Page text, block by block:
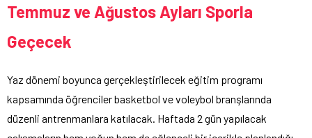
Temmuz ve Ağustos Ayları Sporla
Geçecek
Yaz dönemi boyunca gerçekleştirilecek eğitim programı
kapsamında öğrenciler basketbol ve voleybol branşlarında
düzenli antrenmanlara katılacak. Haftada 2 gün yapılacak